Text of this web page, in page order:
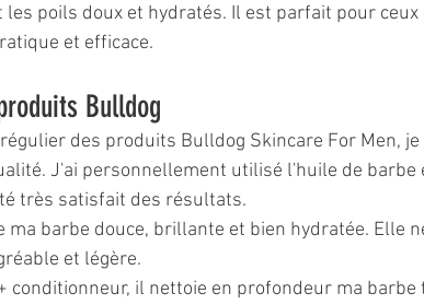
poils doux et hydratés. Il est parfait pour
et efficace.
Bulldog
des produits Bulldog Skincare For Men,
J'ai personnellement utilisé l'huile de barbe
très satisfait des résultats.
ma barbe douce, brillante et bien hydratée. Elle
et légère.
conditionneur, il nettoie en profondeur ma